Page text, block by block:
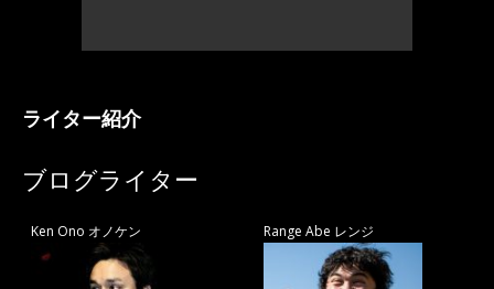
ライター紹介
ブログライター
Ken Ono オノケン Range Abe レンジ